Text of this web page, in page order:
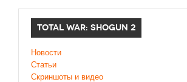
TOTAL WAR: SHOGUN 2
Новости
Статьи
Cкриншоты и видео